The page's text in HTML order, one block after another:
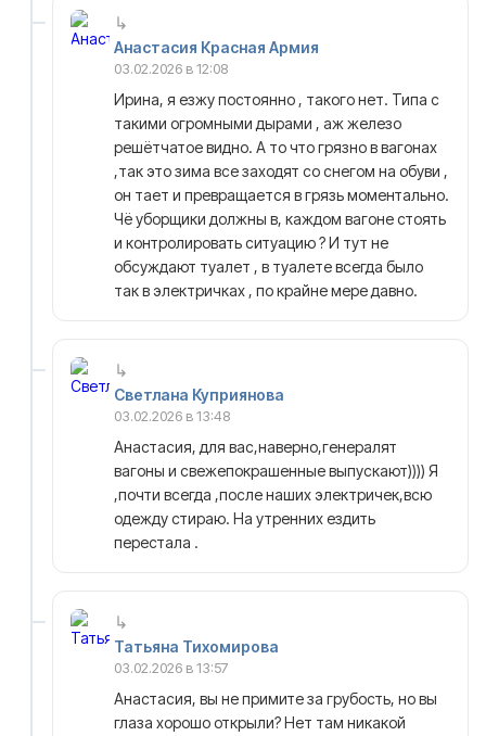
Анастасия Красная Армия
03.02.2026 в 12:08
Ирина, я езжу постоянно , такого нет. Типа с
такими огромными дырами , аж железо
решётчатое видно. А то что грязно в вагонах
,так это зима все заходят со снегом на обуви ,
он тает и превращается в грязь моментально.
Чё уборщики должны в, каждом вагоне стоять
и контролировать ситуацию ? И тут не
обсуждают туалет , в туалете всегда было
так в электричках , по крайне мере давно.
Светлана Куприянова
03.02.2026 в 13:48
Анастасия, для вас,наверно,генералят
вагоны и свежепокрашенные выпускают)))) Я
,почти всегда ,после наших электричек,всю
одежду стираю. На утренних ездить
перестала .
Татьяна Тихомирова
03.02.2026 в 13:57
Анастасия, вы не примите за грубость, но вы
глаза хорошо открыли? Нет там никакой